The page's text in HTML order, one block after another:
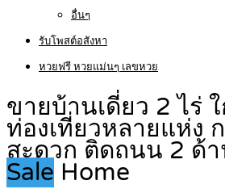
อื่นๆ
รับโพสต์อสังหา
หวยฟรี หวยแม่นๆ เลขหวย
ขายบ้านเดี่ยว 2 ไร่
ท่องเที่ยวหลายแห่ง
สะดวก ติดถนน 2 ด้
Sale Home